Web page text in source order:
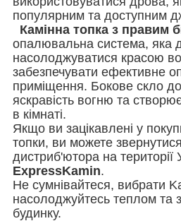
популярним та доступним
Камінна топка з правим
опалювальна система, яка
насолоджуватися красою
забезпечувати ефективне
приміщення. Бокове скло
яскравість вогню та
в кімнаті.
Якщо ви зацікавлені у
топки, ви можете
дистриб'ютора на території
ExpressKamin.
Не сумнівайтеся, вибрати
насолоджуйтесь теплом та
будинку.